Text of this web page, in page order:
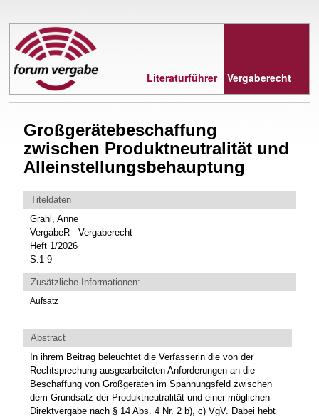
Literaturführer Vergaberecht
Großgerätebeschaffung
zwischen Produktneutralität und
Alleinstellungsbehauptung
Titeldaten
Grahl, Anne
VergabeR - Vergaberecht
Heft 1/2026
S.1-9
Zusätzliche Informationen:
Aufsatz
Abstract
In ihrem Beitrag beleuchtet die Verfasserin die von der
Rechtsprechung ausgearbeiteten Anforderungen an die
Beschaffung von Großgeräten im Spannungsfeld zwischen
dem Grundsatz der Produktneutralität und einer möglichen
Direktvergabe nach § 14 Abs. 4 Nr. 2 b), c) VgV. Dabei hebt